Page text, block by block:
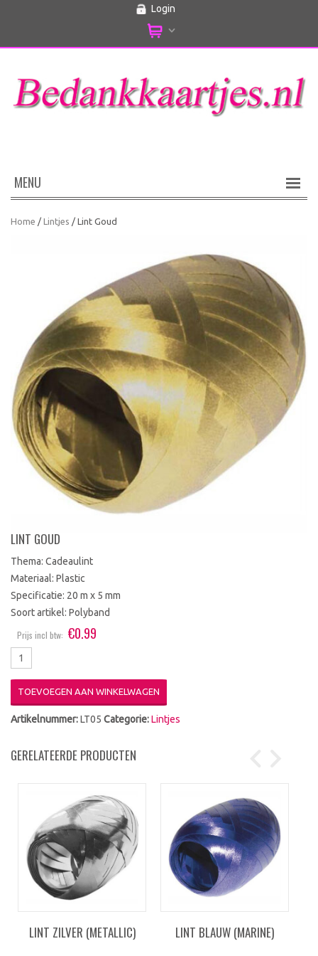
Login
MENU
Home / Lintjes / Lint Goud
LINT GOUD
Thema: Cadeaulint
Materiaal: Plastic
Specificatie: 20 m x 5 mm
Soort artikel: Polyband
Prijs incl btw: €0.99
TOEVOEGEN AAN WINKELWAGEN
Artikelnummer:LT05 Categorie:Lintjes
GERELATEERDE PRODUCTEN
LINT ZILVER (METALLIC) LINT BLAUW (MARINE)